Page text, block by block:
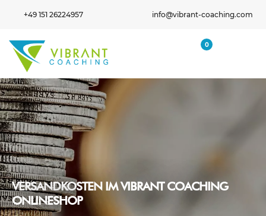
info@vibrant-coaching.com
+49 151 26224957
0
VERSANDKOSTEN IM VIBRANT COACHING
ONLINESHOP